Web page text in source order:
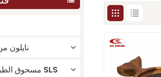
نايلون
مسحوق الطباعة ثلاثية الأبعاد SLS